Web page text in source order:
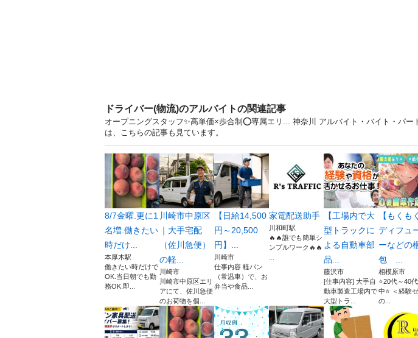
ドライバー(物流)のアルバイトの関連記事
オープニングスタッフ✨高単価×歩合制⭕️専属エリ... 神奈川 アルバイト・バイト・パー
は、こちらの記事も見ています。
8/7金曜.更に1
名増.働きたい
時だけ...
本厚木駅
働きたい時だけで
OK.当日朝でも勤
務OK.即...
川崎市中原区
｜大手宅配
（佐川急便）
の軽...
川崎市
川崎市中原区エリ
アにて、佐川急便
のお荷物を個...
【日給14,500
円～20,500
円】...
川崎市
仕事内容 軽バン
（常温車）で、お
弁当や食品...
家電配送助手
川和町駅
🔥🔥誰でも簡単シ
ンプルワーク🔥🔥
【工場内で大
型トラックに
よる自動車部
品...
藤沢市
[仕事内容] 大手自
動車製造工場内で
大型トラ...
【もくも
ディフュ
ーなどの
包 ...
相模原市
⭐20代～40
中⭐ ＜経験
の...